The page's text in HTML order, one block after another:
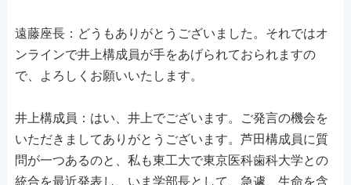
遠藤座長：どうもありがとうございました。それではオ
ンラインで井上構成員が手をあげられておられますの
で、よろしくお願いいたします。
井上構成員：はい、井上でございます。ご発言の機会を
いただきましてありがとうございます。芦田構成員に質
問が一つあるのと、私も東工大で東京医科歯科大学との
統合を最近発表し、いま学部長として、急遽、生命を含